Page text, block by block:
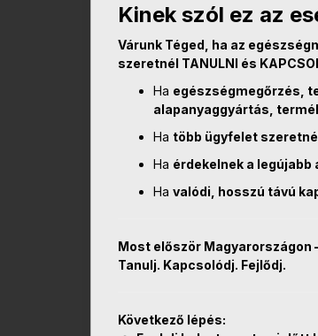
Kinek szól ez az
Várunk Téged, ha az
szeretnél TANULNI és
Ha egészségmegőrzés,
alapanyaggyártás,
Ha több ügyfelet
Ha érdekelnek a
Ha valódi, hosszú távú
Most először Magyarországon
Tanulj. Kapcsolódj. Fejlődj.
Következő lépés: